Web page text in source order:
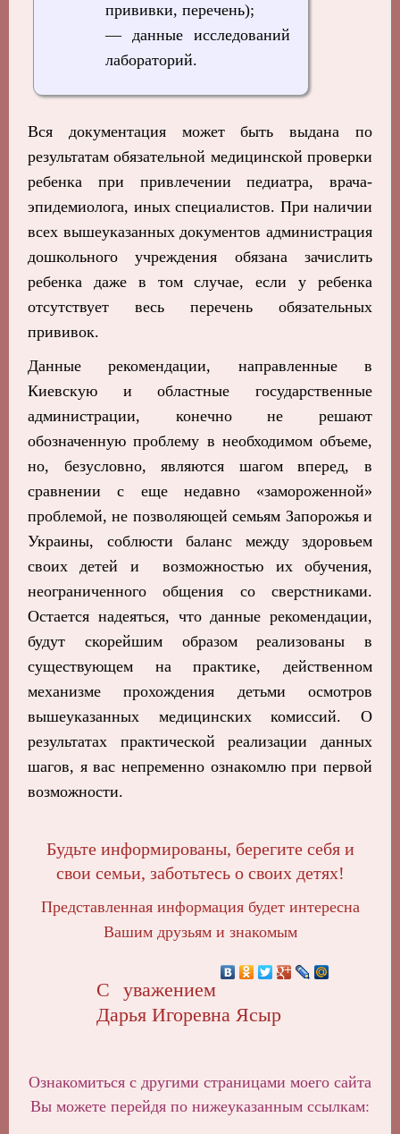
прививки, перечень);
— данные исследований
лабораторий.
Вся документация может быть выдана по
результатам обязательной медицинской проверки
ребенка при привлечении педиатра, врача-
эпидемиолога, иных специалистов. При наличии
всех вышеуказанных документов администрация
дошкольного учреждения обязана зачислить
ребенка даже в том случае, если у ребенка
отсутствует весь перечень обязательных
прививок.
Данные рекомендации, направленные в
Киевскую и областные государственные
администрации, конечно не решают
обозначенную проблему в необходимом объеме,
но, безусловно, являются шагом вперед, в
сравнении с еще недавно «замороженной»
проблемой, не позволяющей семьям Запорожья и
Украины, соблюсти баланс между здоровьем
своих детей и возможностью ихобучения,
неограниченного общения со сверстниками.
Остается надеяться, что данные рекомендации,
будут скорейшим образом реализованы в
существующем на практике, действенном
механизме прохождения детьми осмотров
вышеуказанных медицинских комиссий. О
результатах практической реализации данных
шагов, я вас непременно ознакомлю при первой
возможности.
Будьте информированы, берегите себя и
свои семьи, заботьтесь о своих детях!
Представленная информация будет интересна
Вашим друзьям и знакомым
С уважением
Дарья Игоревна Ясыр
Ознакомиться с другими страницами моего сайта
Вы можете перейдя по нижеуказанным ссылкам: